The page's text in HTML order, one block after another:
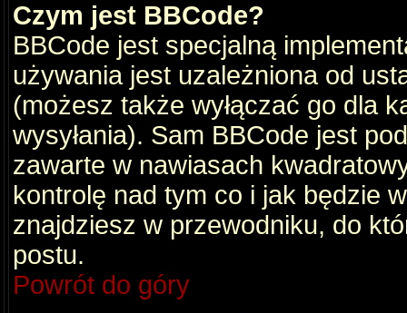
Czym jest BBCode?
BBCode jest specjalną
używania jest uzależniona od
(możesz także wyłączać go dla
wysyłania). Sam BBCode jest
zawarte w nawiasach
kontrolę nad tym co i jak będzie
znajdziesz w przewodniku, do
postu.
Powrót do góry